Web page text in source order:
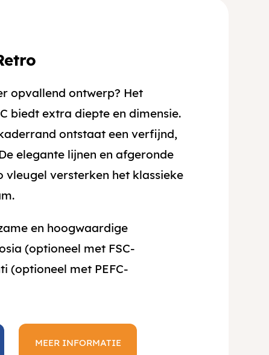
opvallend ontwerp? Het
biedt extra diepte en dimensie.
ontstaat een verfijnd,
elegante lijnen en afgeronde
vleugel versterken het klassieke
en hoogwaardige
(optioneel met FSC-
(optioneel met PEFC-
MEER INFORMATIE